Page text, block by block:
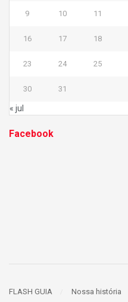
9 10 11
16 17 18
23 24 25
30 31
« jul
Facebook
FLASH GUIA Nossa história